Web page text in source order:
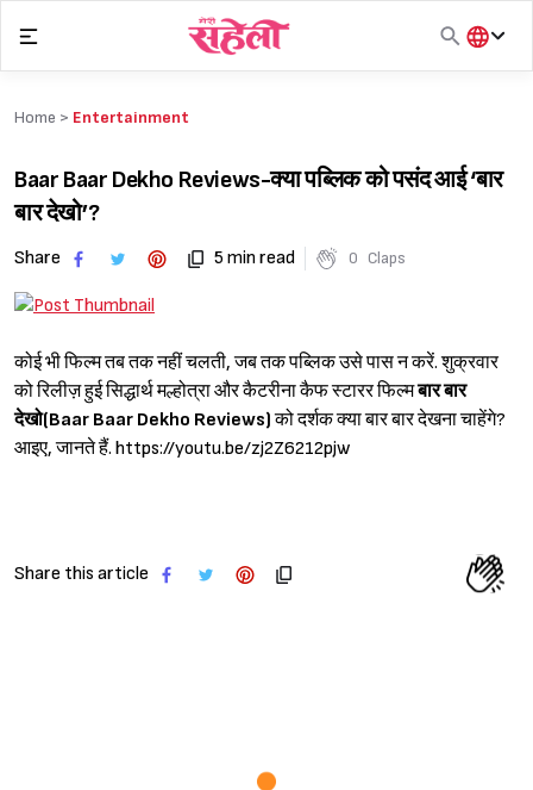
content
हिंदी
Home > Entertainment
Baar Baar Dekho Reviews-क्या पब्लिक को पसंद आई ‘बार
बार देखो’?
Share 5 min read 0 Claps
कोई भी फिल्म तब तक नहीं चलती, जब तक पब्लिक उसे पास न करें. शुक्रवार
को रिलीज़ हुई सिद्धार्थ मल्होत्रा और कैटरीना कैफ स्टारर फिल्मबार बार
देखो(Baar Baar Dekho Reviews)को दर्शक क्या बार बार देखना चाहेंगे?
आइए, जानते हैं. https://youtu.be/zj2Z6212pjw
Share this article